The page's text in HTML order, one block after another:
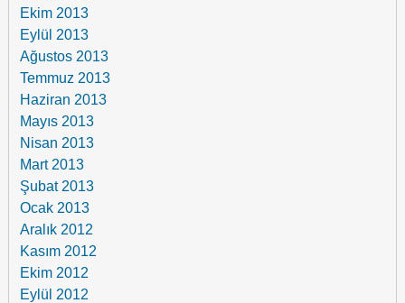
Ekim 2013
Eylül 2013
Ağustos 2013
Temmuz 2013
Haziran 2013
Mayıs 2013
Nisan 2013
Mart 2013
Şubat 2013
Ocak 2013
Aralık 2012
Kasım 2012
Ekim 2012
Eylül 2012